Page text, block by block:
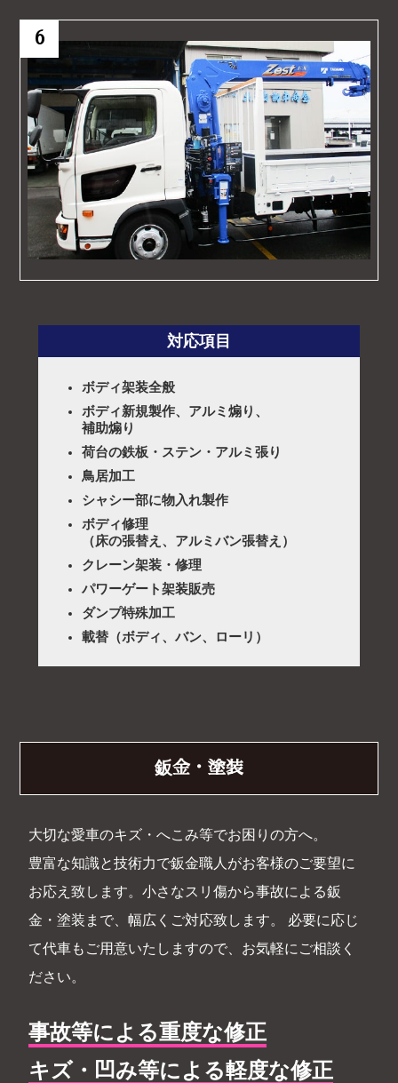
6
対応項目
ボディ架装全般
ボディ新規製作、アルミ煽り、
補助煽り
荷台の鉄板・ステン・アルミ張り
鳥居加工
シャシー部に物入れ製作
ボディ修理
（床の張替え、アルミバン張替え）
クレーン架装・修理
パワーゲート架装販売
ダンプ特殊加工
載替（ボディ、バン、ローリ）
鈑金・塗装
大切な愛車のキズ・へこみ等でお困りの方へ。
豊富な知識と技術力で鈑金職人がお客様のご要望に
お応え致します。小さなスリ傷から事故による鈑
金・塗装まで、幅広くご対応致します。 必要に応じ
て代車もご用意いたしますので、お気軽にご相談く
ださい。
事故等による重度な修正
キズ・凹み等による軽度な修正